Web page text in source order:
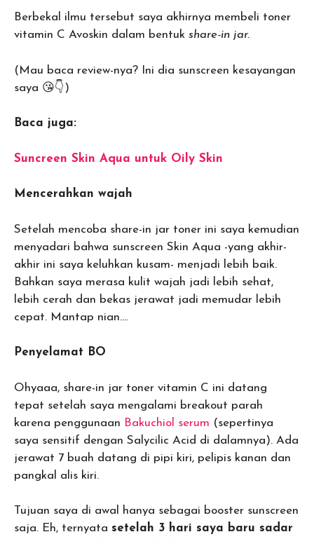
Berbekal ilmu tersebut saya akhirnya membeli toner
vitamin C Avoskin dalam bentuk share-in jar.
(Mau baca review-nya? Ini dia sunscreen kesayangan
saya 😘👇)
Baca juga:
Suncreen Skin Aqua untuk Oily Skin
Mencerahkan wajah
Setelah mencoba share-in jar toner ini saya kemudian
menyadari bahwa sunscreen Skin Aqua -yang akhir-
akhir ini saya keluhkan kusam- menjadi lebih baik.
Bahkan saya merasa kulit wajah jadi lebih sehat,
lebih cerah dan bekas jerawat jadi memudar lebih
cepat. Mantap nian….
Penyelamat BO
Ohyaaa, share-in jar toner vitamin C ini datang
tepat setelah saya mengalami breakout parah
karena penggunaan Bakuchiol serum (sepertinya
saya sensitif dengan Salycilic Acid di dalamnya). Ada
jerawat 7 buah datang di pipi kiri, pelipis kanan dan
pangkal alis kiri.
Tujuan saya di awal hanya sebagai booster sunscreen
saja. Eh, ternyata setelah 3 hari saya baru sadar